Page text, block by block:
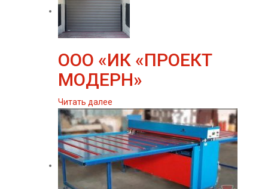
ООО «ИК «ПРОЕКТ
МОДЕРН»
Читать далее